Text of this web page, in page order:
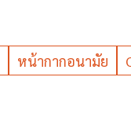
หน้ากากอนามัย